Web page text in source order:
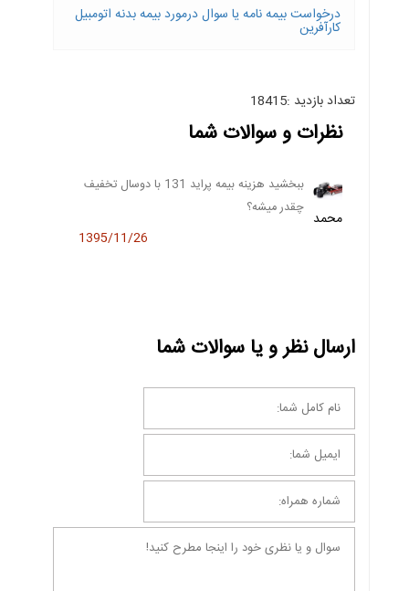
درخواست بیمه نامه یا سوال درمورد بیمه بدنه اتومبیل
کارآفرین
تعداد بازدید :18415
نظرات و سوالات شما
محمد
ببخشید هزینه بیمه پراید 131 با دوسال تخفیف
چقدر میشه؟
1395/11/26
ارسال نظر و یا سوالات شما